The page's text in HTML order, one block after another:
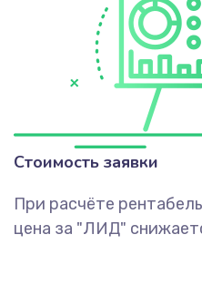
Стоимость заявки
При расчёте
цена за "ЛИД"